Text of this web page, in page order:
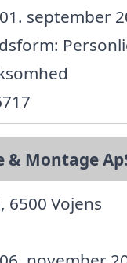
september
& Montage
6500 Vojens